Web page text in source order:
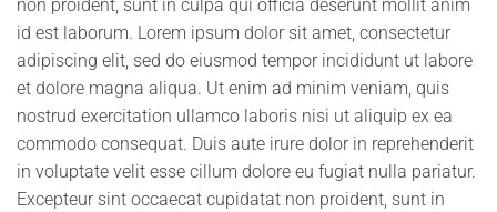
non proident, sunt in culpa qui officia deserunt mollit anim
id est laborum. Lorem ipsum dolor sit amet, consectetur
adipiscing elit, sed do eiusmod tempor incididunt ut labore
et dolore magna aliqua. Ut enim ad minim veniam, quis
nostrud exercitation ullamco laboris nisi ut aliquip ex ea
commodo consequat. Duis aute irure dolor in reprehenderit
in voluptate velit esse cillum dolore eu fugiat nulla pariatur.
Excepteur sint occaecat cupidatat non proident, sunt in